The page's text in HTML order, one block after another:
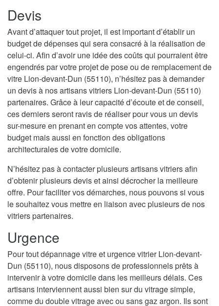
Devis
Avant d’attaquer tout projet, il est important d’établir un
budget de dépenses qui sera consacré à la réalisation de
celui-ci. Afin d’avoir une idée des coûts qui pourraient être
engendrés par votre projet de pose ou de remplacement de
vitre Lion-devant-Dun (55110), n’hésitez pas à demander
un devis à nos artisans vitriers Lion-devant-Dun (55110)
partenaires. Grâce à leur capacité d’écoute et de conseil,
ces derniers seront ravis de réaliser pour vous un devis
sur-mesure en prenant en compte vos attentes, votre
budget mais aussi en fonction des obligations
architecturales de votre domicile.
N’hésitez pas à contacter plusieurs artisans vitriers afin
d’obtenir plusieurs devis et ainsi décrocher la meilleure
offre. Pour faciliter vos démarches, nous pouvons si vous
le souhaitez vous mettre en liaison avec plusieurs de nos
vitriers partenaires.
Urgence
Pour tout dépannage vitre et urgence vitrier Lion-devant-
Dun (55110), nous disposons de professionnels prêts à
intervenir à votre domicile dans les meilleurs délais. Ces
artisans interviennent aussi bien sur du vitrage simple,
comme du double vitrage avec ou sans gaz argon. Ils sont